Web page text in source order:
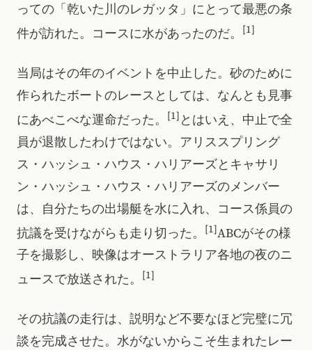
っての「乾いた川のレガッタ」にとって最悪の条
件が訪れた。コースに水があったのだ。
[1]
当局はその年のイベントを中止した。砂のために
作られたボートのレースとしては、なんとも見事
にあべこべな運命だった。
[1] とはいえ、中止で全
員が退散したわけではない。アリススプリング
ス・ハッシュ・ハウス・ハリアーズとキャサリ
ン・ハッシュ・ハウス・ハリアーズのメンバー
は、自分たちの出場艇を水に入れ、コース係員の
抗議を受けながらも走り切った。
[1]ABCがその様
子を撮影し、映像はオーストラリア各地の夜のニ
ュースで放送された。
[1]
その抗議の走行は、説明など不要なほど完璧に冗
談を完成させた。水がないからこそ生まれたレー